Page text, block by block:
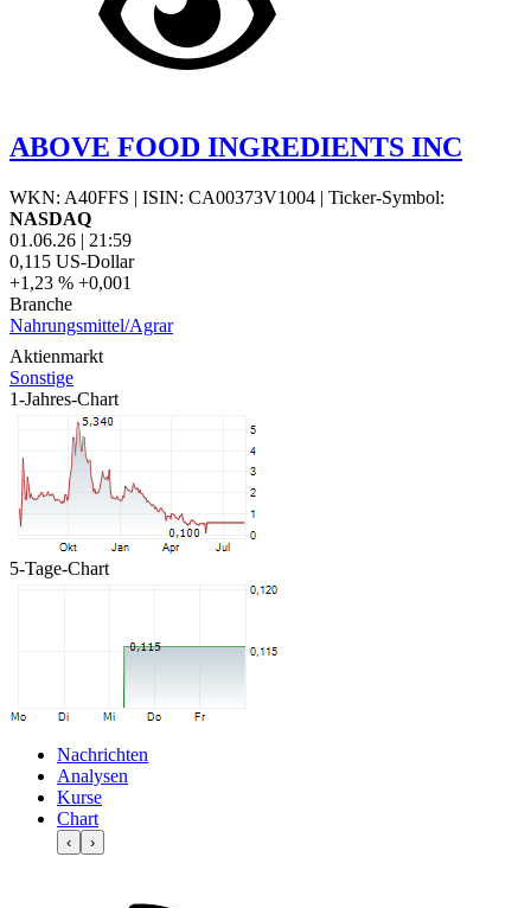
ABOVE FOOD INGREDIENTS INC
WKN: A40FFS | ISIN: CA00373V1004 | Ticker-Symbol:
NASDAQ
01.06.26 | 21:59
0,115 US-Dollar
+1,23 % +0,001
Branche
Nahrungsmittel/Agrar
Aktienmarkt
Sonstige
1-Jahres-Chart
5-Tage-Chart
Nachrichten
Analysen
Kurse
Chart
‹ ›